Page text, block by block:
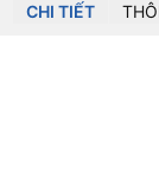
CHI TIẾT